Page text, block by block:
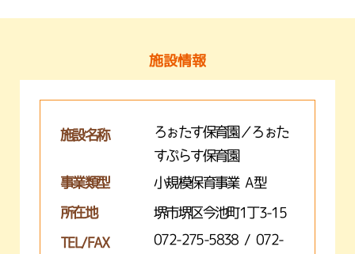
施設情報
施設名称
ろぉたす保育園／ろぉた
すぷらす保育園
事業類型
小規模保育事業 A型
所在地 堺市堺区今池町1丁3-15
TEL/FAX
072-275-5838 / 072-